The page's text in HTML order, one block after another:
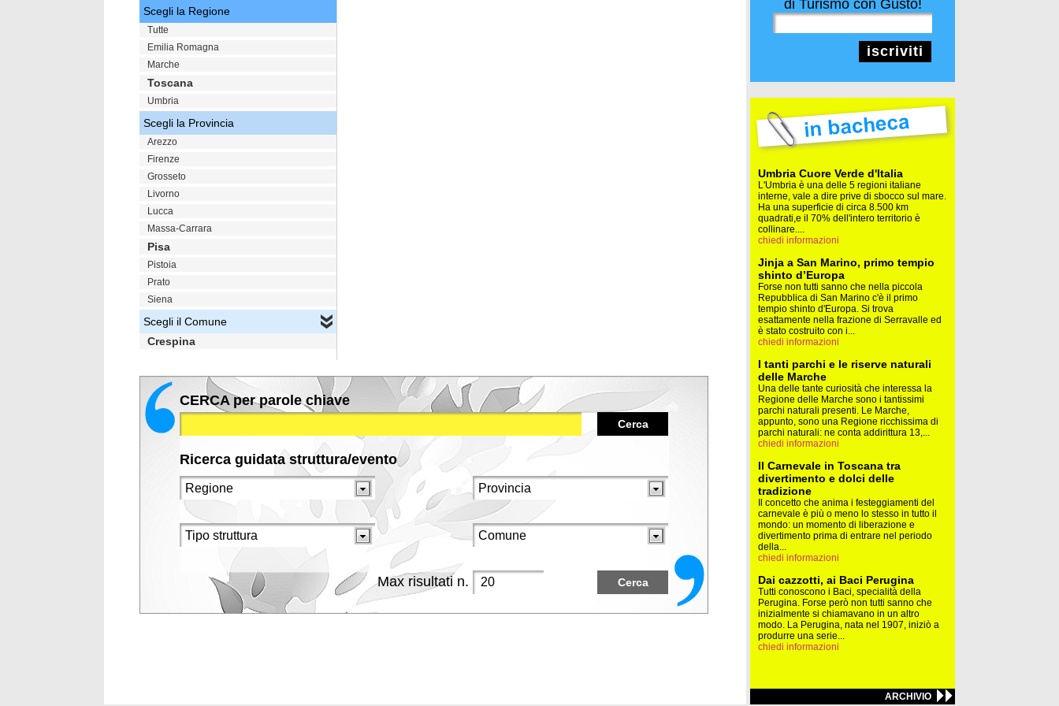
Scegli la Regione
Tutte
Emilia Romagna
Marche
Toscana
Umbria
Scegli la Provincia
Arezzo
Firenze
Grosseto
Livorno
Lucca
Massa-Carrara
Pisa
Pistoia
Prato
Siena
Scegli il Comune
Crespina
CERCA per parole chiave
Cerca
Ricerca guidata struttura/evento
Max risultati n. Cerca
di Turismo con Gusto!
iscriviti
Umbria Cuore Verde d'Italia
L'Umbria è una delle 5 regioni italiane
interne, vale a dire prive di sbocco sul mare.
Ha una superficie di circa 8.500 km
quadrati,e il 70% dell'intero territorio è
collinare....
chiedi informazioni
Jinja a San Marino, primo tempio
shinto d’Europa
Forse non tutti sanno che nella piccola
Repubblica di San Marino c'è il primo
tempio shinto d'Europa. Si trova
esattamente nella frazione di Serravalle ed
è stato costruito con i...
chiedi informazioni
I tanti parchi e le riserve naturali
delle Marche
Una delle tante curiosità che interessa la
Regione delle Marche sono i tantissimi
parchi naturali presenti. Le Marche,
appunto, sono una Regione ricchissima di
parchi naturali: ne conta addirittura 13,...
chiedi informazioni
Il Carnevale in Toscana tra
divertimento e dolci delle
tradizione
Il concetto che anima i festeggiamenti del
carnevale è più o meno lo stesso in tutto il
mondo: un momento di liberazione e
divertimento prima di entrare nel periodo
della...
chiedi informazioni
Dai cazzotti, ai Baci Perugina
Tutti conoscono i Baci, specialità della
Perugina. Forse però non tutti sanno che
inizialmente si chiamavano in un altro
modo. La Perugina, nata nel 1907, iniziò a
produrre una serie...
chiedi informazioni
ARCHIVIO